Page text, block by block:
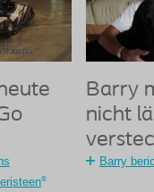
®
Barry
nicht
Barry